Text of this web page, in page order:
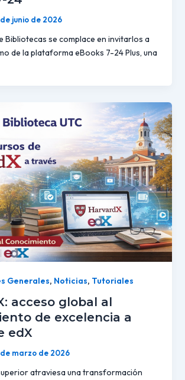
de junio de 2026
Bibliotecas se complace en invitarlos a
de la plataforma eBooks 7-24 Plus, una
Generales, Noticias, Tutoriales
acceso global al
de excelencia a
edX
de marzo de 2026
atraviesa una transformación